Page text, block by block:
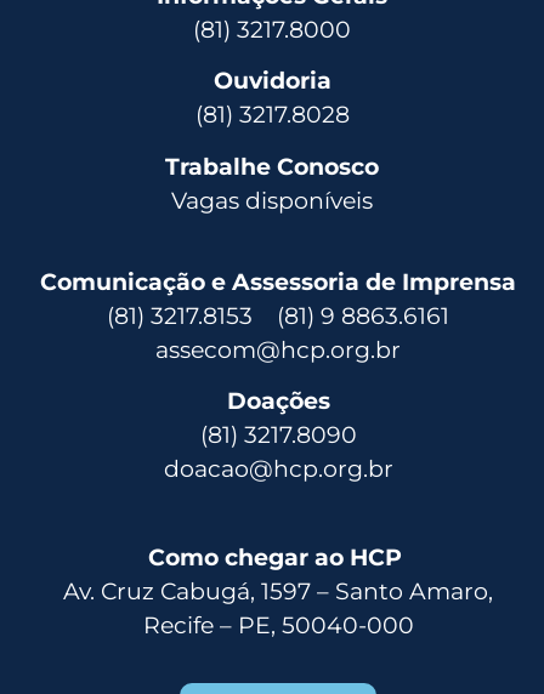
(81) 3217.8000
Ouvidoria
(81) 3217.8028
Trabalhe Conosco
Vagas disponíveis
Comunicação e Assessoria de Imprensa
(81) 3217.8153 (81) 9 8863.6161
assecom@hcp.org.br
Doações
(81) 3217.8090
doacao@hcp.org.br
Como chegar ao HCP
Av. Cruz Cabugá, 1597 – Santo Amaro,
Recife – PE, 50040-000